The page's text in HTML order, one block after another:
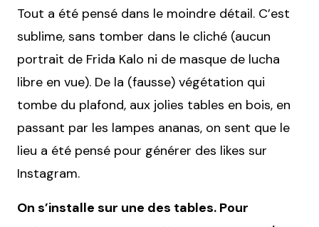
Tout a été pensé dans le moindre détail. C’est
sublime, sans tomber dans le cliché (aucun
portrait de Frida Kalo ni de masque de lucha
libre en vue). De la (fausse) végétation qui
tombe du plafond, aux jolies tables en bois, en
passant par les lampes ananas, on sent que le
lieu a été pensé pour générer des likes sur
Instagram.
On s’installe sur une des tables. Pour